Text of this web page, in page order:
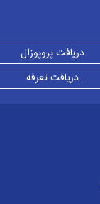
دریافت پروپوزال
دریافت تعرفه